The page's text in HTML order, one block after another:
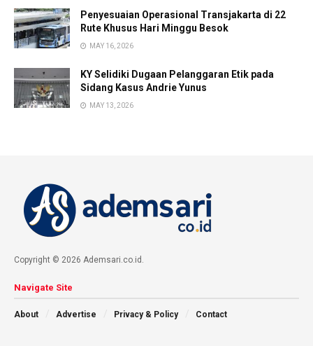
Penyesuaian Operasional Transjakarta di 22
Rute Khusus Hari Minggu Besok
MAY 16, 2026
KY Selidiki Dugaan Pelanggaran Etik pada
Sidang Kasus Andrie Yunus
MAY 13, 2026
Copyright © 2026 Ademsari.co.id.
Navigate Site
About Advertise Privacy & Policy Contact